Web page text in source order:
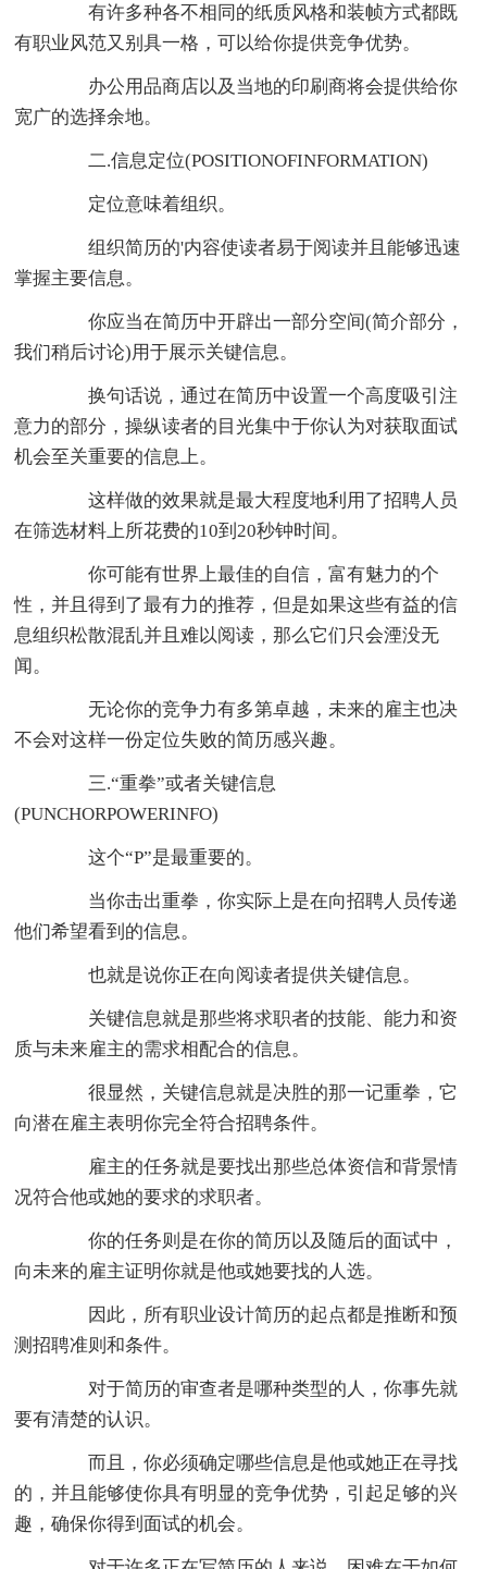
有许多种各不相同的纸质风格和装帧方式都既
有职业风范又别具一格，可以给你提供竞争优势。
办公用品商店以及当地的印刷商将会提供给你
宽广的选择余地。
二.信息定位(POSITIONOFINFORMATION)
定位意味着组织。
组织简历的'内容使读者易于阅读并且能够迅速
掌握主要信息。
你应当在简历中开辟出一部分空间(简介部分，
我们稍后讨论)用于展示关键信息。
换句话说，通过在简历中设置一个高度吸引注
意力的部分，操纵读者的目光集中于你认为对获取面试
机会至关重要的信息上。
这样做的效果就是最大程度地利用了招聘人员
在筛选材料上所花费的10到20秒钟时间。
你可能有世界上最佳的自信，富有魅力的个
性，并且得到了最有力的推荐，但是如果这些有益的信
息组织松散混乱并且难以阅读，那么它们只会湮没无
闻。
无论你的竞争力有多第卓越，未来的雇主也决
不会对这样一份定位失败的简历感兴趣。
三.“重拳”或者关键信息
(PUNCHORPOWERINFO)
这个“P”是最重要的。
当你击出重拳，你实际上是在向招聘人员传递
他们希望看到的信息。
也就是说你正在向阅读者提供关键信息。
关键信息就是那些将求职者的技能、能力和资
质与未来雇主的需求相配合的信息。
很显然，关键信息就是决胜的那一记重拳，它
向潜在雇主表明你完全符合招聘条件。
雇主的任务就是要找出那些总体资信和背景情
况符合他或她的要求的求职者。
你的任务则是在你的简历以及随后的面试中，
向未来的雇主证明你就是他或她要找的人选。
因此，所有职业设计简历的起点都是推断和预
测招聘准则和条件。
对于简历的审查者是哪种类型的人，你事先就
要有清楚的认识。
而且，你必须确定哪些信息是他或她正在寻找
的，并且能够使你具有明显的竞争优势，引起足够的兴
趣，确保你得到面试的机会。